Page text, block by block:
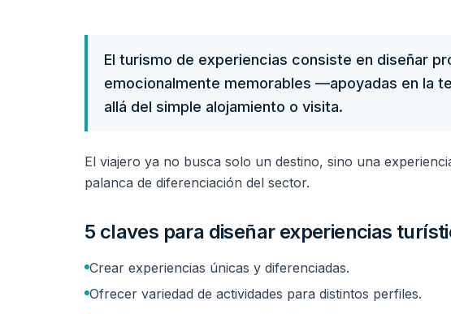
El turismo de experiencias consiste en diseñar
emocionalmente memorables —apoyadas en la
allá del simple alojamiento o visita.
El viajero ya no busca solo un destino, sino una
palanca de diferenciación del sector.
5 claves para diseñar experiencias
Crear experiencias únicas y diferenciadas.
Ofrecer variedad de actividades para distintos perfiles.